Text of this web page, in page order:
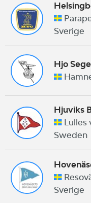
Sverige
Hjo
Hjuviks
Lulles
Sweden
Sverige